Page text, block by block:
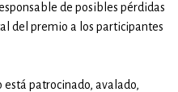
de posibles pérdidas
del premio a los participantes
está patrocinado, avalado,